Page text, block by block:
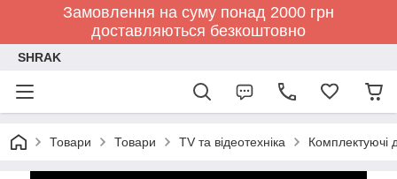
Замовлення на суму понад 2000 грн
доставляються безкоштовно
SHRAK
Товари Товари TV та відеотехніка Комплектуючі